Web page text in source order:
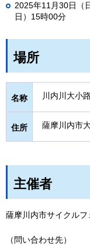
2025年11月30日（
日）15時00分
場所
名称 川内川大小
住所 薩摩川内市
主催者
薩摩川内市サイクル
（問い合わせ先）